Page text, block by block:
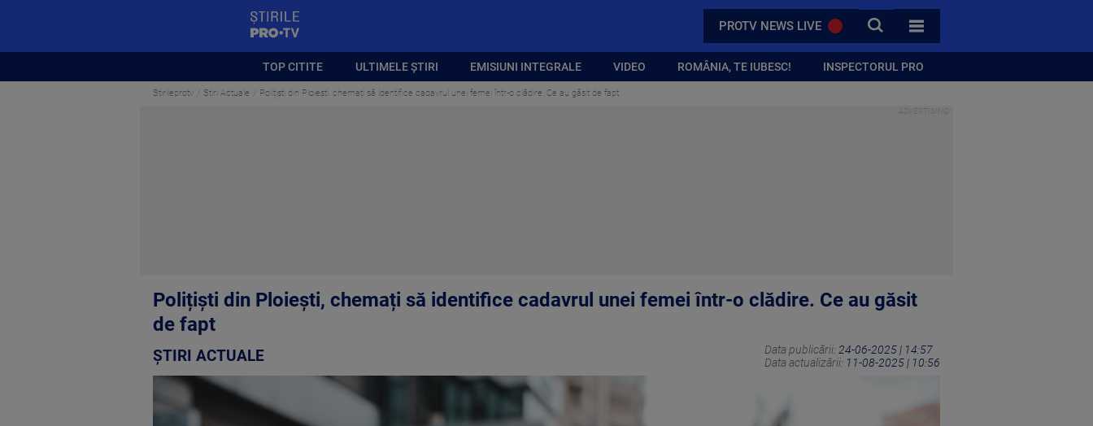
PROTV NEWS LIVE CAUTA
TOATE CATEGORIILE
TOP CITITE ULTIMELE ȘTIRI EMISIUNI INTEGRALE VIDEO ROMÂNIA, TE IUBESC! INSPECTORUL PRO
Stirileprotv Știri Actuale Polițiști din Ploiești, chemați să identifice cadavrul unei femei într-o clădire. Ce au găsit de fapt
Polițiști din Ploiești, chemați să identifice cadavrul unei femei într-o clădire. Ce au găsit
de fapt
ȘTIRI ACTUALE Data publicării: 24-06-2025 | 14:57
Data actualizării: 11-08-2025 | 10:56